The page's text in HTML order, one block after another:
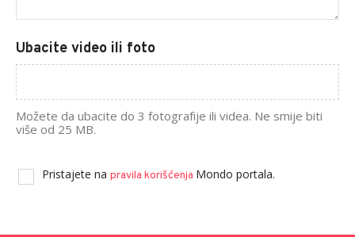
Ubacite video ili foto
Možete da ubacite do 3 fotografije ili videa. Ne smije biti
više od 25 MB.
Pristajete na pravila korišćenja Mondo portala.